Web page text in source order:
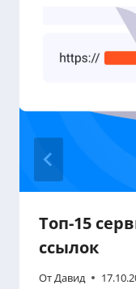
Топ-15
ссылок
ОтДавид